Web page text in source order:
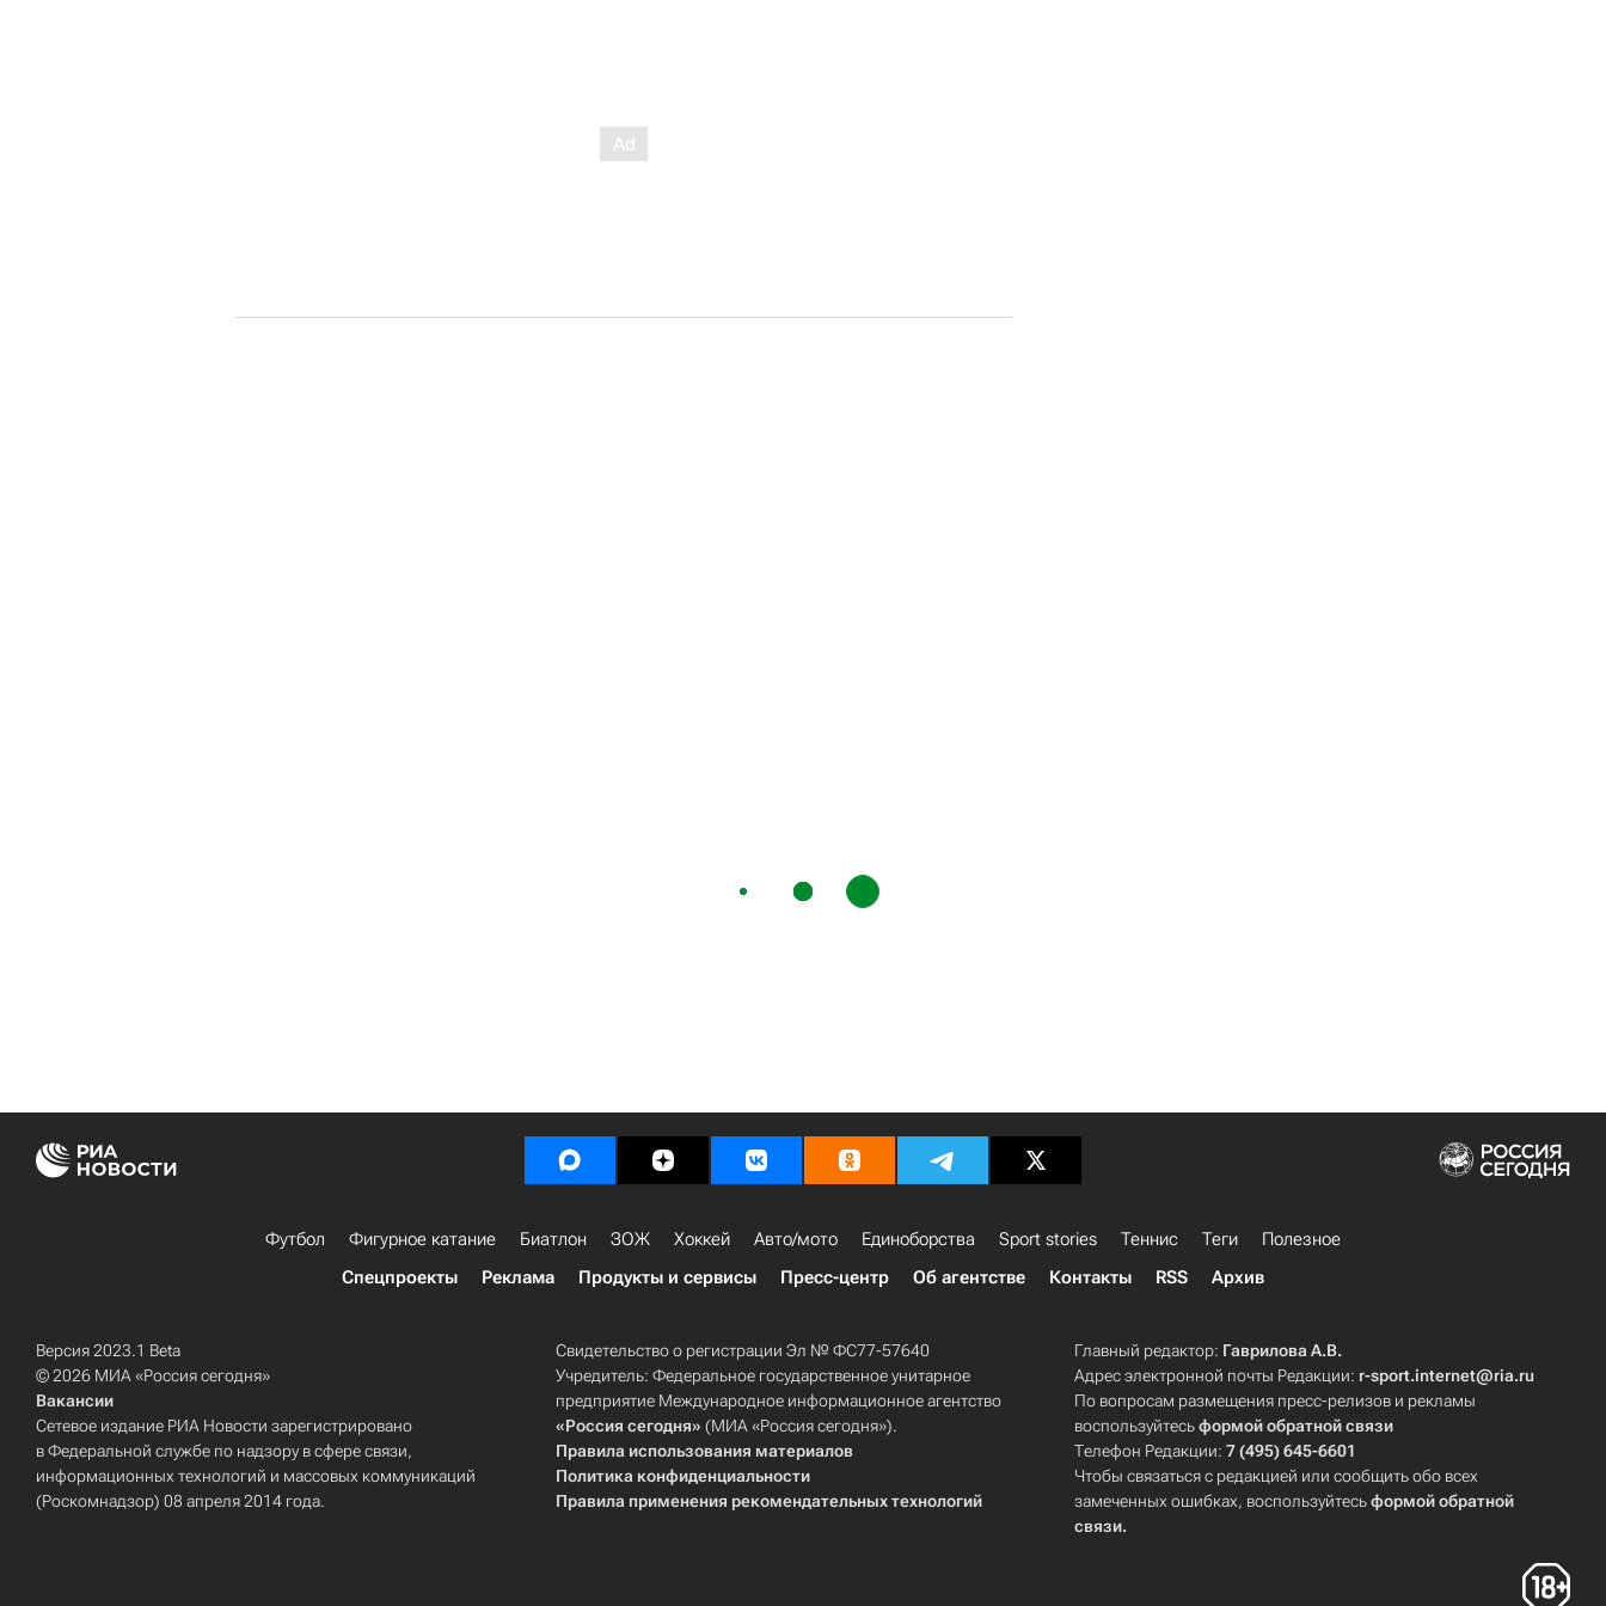
Футбол Фигурное катание Биатлон ЗОЖ Хоккей Авто/мото Единоборства Sport stories Теннис Теги
Полезное
Спецпроекты
Реклама Продукты и сервисы Пресс-центр Об агентстве Контакты RSS Архив
Версия 2023.1 Beta
© 2026 МИА «Россия сегодня»
Вакансии
Сетевое издание РИА Новости зарегистрировано
в Федеральной службе по надзору в сфере связи,
информационных технологий и массовых коммуникаций
(Роскомнадзор) 08 апреля 2014 года.
Свидетельство о регистрации Эл № ФС77-57640
Учредитель: Федеральное государственное унитарное
предприятие Международное информационное агентство
«Россия сегодня» (МИА «Россия сегодня»).
Правила использования материалов
Политика конфиденциальности
Правила применения рекомендательных технологий
Главный редактор: Гаврилова А.В.
Адрес электронной почты Редакции: r-sport.internet@ria.ru
По вопросам размещения пресс-релизов и рекламы
воспользуйтесьформой обратной связи
Телефон Редакции:7 (495) 645-6601
Чтобы связаться с редакцией или сообщить обо всех
замеченных ошибках, воспользуйтесьформой обратной
связи.